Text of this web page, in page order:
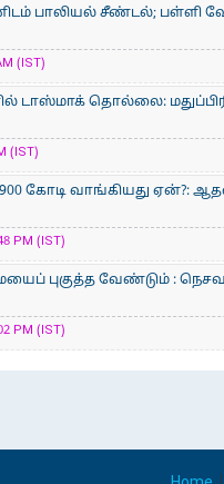
பாலியல் சீண்டல்; பள்ளி
(IST)
டாஸ்மாக் தொல்லை:
(IST)
கோடி வாங்கியது ஏன்?:
PM (IST)
புகுத்த வேண்டும் :
PM (IST)